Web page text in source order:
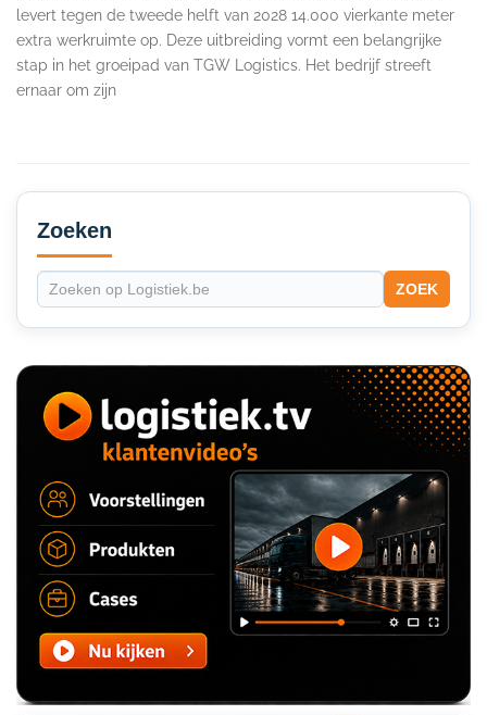
levert tegen de tweede helft van 2028 14.000 vierkante meter
extra werkruimte op. Deze uitbreiding vormt een belangrijke
stap in het groeipad van TGW Logistics. Het bedrijf streeft
ernaar om zijn
Secondary
Sidebar
Zoeken
ZOEK